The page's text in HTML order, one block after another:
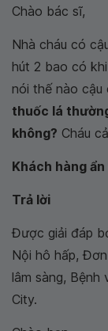
Chào bác sĩ,
Nhà cháu có
hút 2 bao có
nói thế nào cậu
thuốc lá
không? Cháu
Khách hàng ẩn
Trả lời
Được giải đáp
Nội hô hấp,
lâm sàng, Bệnh
City.